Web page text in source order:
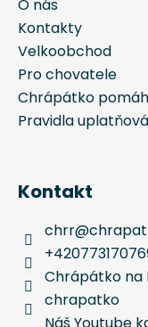
Původně:
990
Kč
O nás
Kontakty
Velkoobchod
Pro chovatele
Chrápátko
Pravidla
Kontakt
chrr@
Chrápátko na
chrapatko
Náš Youtube